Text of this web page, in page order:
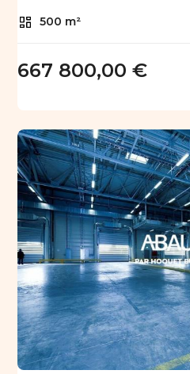
500 m²
667 800,00 €